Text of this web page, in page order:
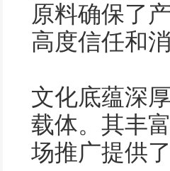
原料确保了
高度信任和
文化底蕴深
载体。其丰
场推广提供